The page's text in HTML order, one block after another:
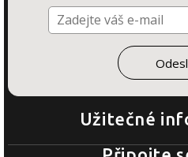
Užitečné